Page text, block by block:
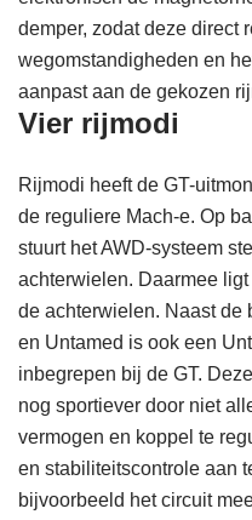
demper, zodat deze direct
wegomstandigheden en
aanpast aan de gekozen
Vier rijmodi
Rijmodi heeft de GT-
de reguliere Mach-e. Op
stuurt het AWD-systeem
achterwielen. Daarmee
de achterwielen. Naast de
en Untamed is ook een
inbegrepen bij de GT.
nog sportiever door niet
vermogen en koppel te
en stabiliteitscontrole aan
bijvoorbeeld het circuit